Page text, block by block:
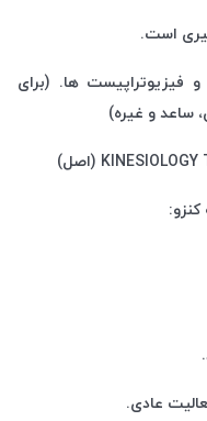
است.
و فیزیوتراپیست ها. (برای
ساعد و غیره)